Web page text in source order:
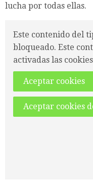
lucha por todas ellas.
Este contenido del
bloqueado. Este
activadas las
Aceptar cookies
Aceptar cookies